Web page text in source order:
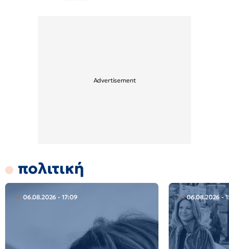
πολιτική
06.08.2026 - 17:09 06.08.2026 -